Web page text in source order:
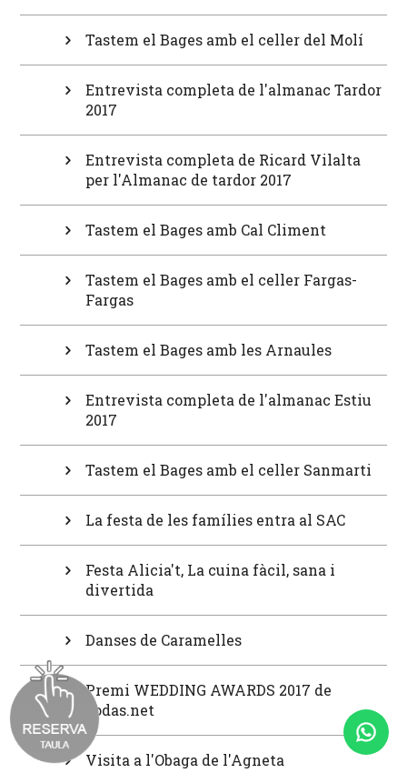
Tastem el Bages amb el celler del Molí
Entrevista completa de l'almanac Tardor
2017
Entrevista completa de Ricard Vilalta
per l'Almanac de tardor 2017
Tastem el Bages amb Cal Climent
Tastem el Bages amb el celler Fargas-
Fargas
Tastem el Bages amb les Arnaules
Entrevista completa de l'almanac Estiu
2017
Tastem el Bages amb el celler Sanmarti
La festa de les famílies entra al SAC
Festa Alicia't, La cuina fàcil, sana i
divertida
Danses de Caramelles
Premi WEDDING AWARDS 2017 de
bodas.net
Visita a l'Obaga de l'Agneta